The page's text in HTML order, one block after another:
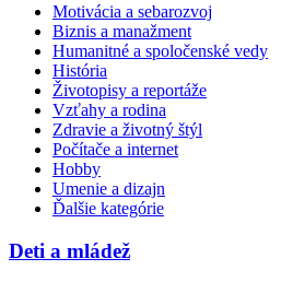
Motivácia a sebarozvoj
Biznis a manažment
Humanitné a spoločenské vedy
História
Životopisy a reportáže
Vzťahy a rodina
Zdravie a životný štýl
Počítače a internet
Hobby
Umenie a dizajn
Ďalšie kategórie
Deti a mládež